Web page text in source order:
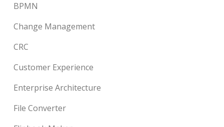
BPMN
Change Management
CRC
Customer Experience
Enterprise Architecture
File Converter